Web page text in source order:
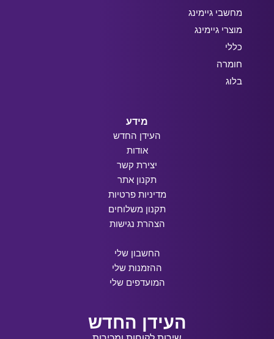
מחשבי גיימינג
מוצרי גיימינג
כללי
חומרה
בלוג
מידע
העידן החדש
אודות
יצירת קשר
תקנון אתר
מדיניות פרטיות
תקנון משלוחים
הצהרת נגישות
החשבון שלי
ההזמנות שלי
המועדפים שלי
העידן החדש